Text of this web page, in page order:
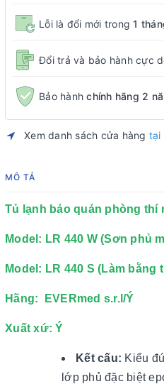
Lỗi là đổi mới trong1
Đổi trả và bảo hành cực
Bảo hànhchính hãng 2
Xem danh sách cửa hàng tại
MÔ TẢ
Tủ lạnh bảo quản phòng thí
Model: LR 440 W (Sơn phủ
Model: LR 440 S (Làm
Hãng: EVERmed s.r.l/Ý
Xuất xứ: Ý
Kết cấu: Kiểu
lớp phủ đặc biệt